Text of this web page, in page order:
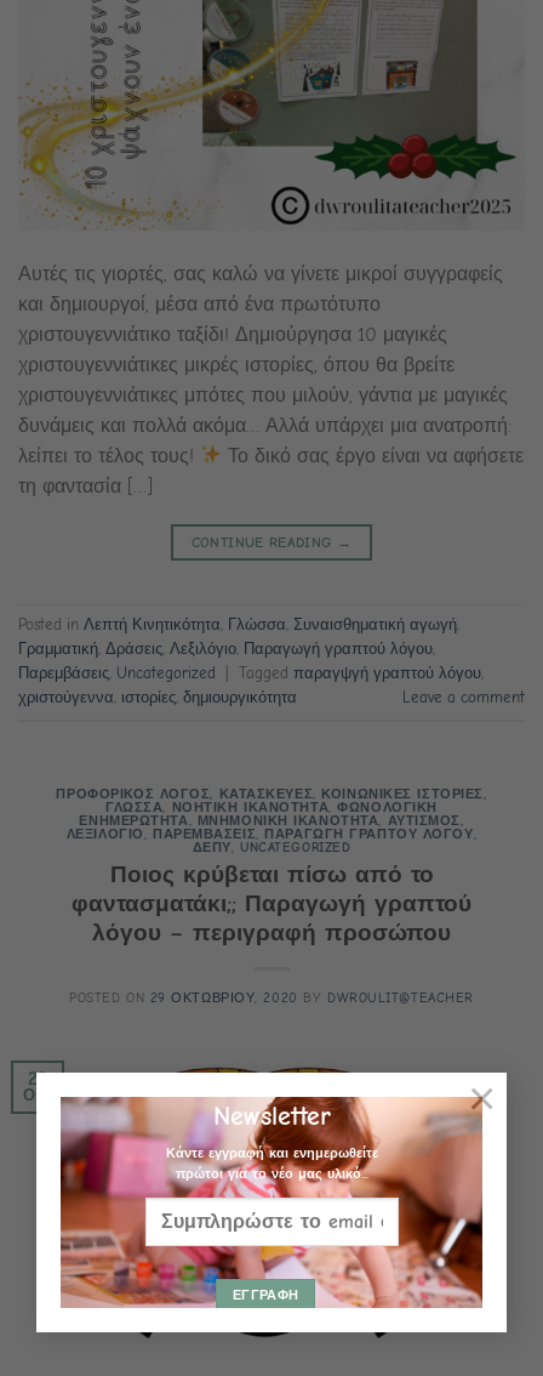
Newsletter
Κάντε εγγραφή και ενημερωθείτε
πρώτοι για το νέο μας υλικό...
×
Αυτές τις γιορτές, σας καλώ να γίνετε μικροί συγγραφείς
και δημιουργοί, μέσα από ένα πρωτότυπο
χριστουγεννιάτικο ταξίδι! Δημιούργησα 10 μαγικές
χριστουγεννιάτικες μικρές ιστορίες, όπου θα βρείτε
χριστουγεννιάτικες μπότες που μιλούν, γάντια με μαγικές
δυνάμεις και πολλά ακόμα… Αλλά υπάρχει μια ανατροπή:
λείπει το τέλος τους!
Το δικό σας έργο είναι να αφήσετε
τη φαντασία […]
CONTINUE READING →
Posted in Λεπτή Κινητικότητα, Γλώσσα, Συναισθηματική αγωγή,
Γραμματική, Δράσεις, Λεξιλόγιο, Παραγωγή γραπτού λόγου,
Παρεμβάσεις, Uncategorized Tagged παραγψγή γραπτού λόγου,
χριστούγεννα, ιστορίες, δημιουργικότητα Leave a comment
ΠΡΟΦΟΡΙΚΟΣ ΛΟΓΟΣ, ΚΑΤΑΣΚΕΥΕΣ, ΚΟΙΝΩΝΙΚΕΣ ΙΣΤΟΡΙΕΣ,
ΓΛΩΣΣΑ, ΝΟΗΤΙΚΗ ΙΚΑΝΟΤΗΤΑ,ΦΩΝΟΛΟΓΙΚΗ
ΕΝΗΜΕΡΩΤΗΤΑ, ΜΝΗΜΟΝΙΚΗ ΙΚΑΝΟΤΗΤΑ, ΑΥΤΙΣΜΟΣ,
ΛΕΞΙΛΟΓΙΟ, ΠΑΡΕΜΒΑΣΕΙΣ, ΠΑΡΑΓΩΓΗ ΓΡΑΠΤΟΥ ΛΟΓΟΥ,
ΔΕΠΥ,UNCATEGORIZED
Ποιος κρύβεται πίσω από το
φαντασματάκι;; Παραγωγή γραπτού
λόγου – περιγραφή προσώπου
POSTED ON 29 ΟΚΤΩΒΡΙΟΥ, 2020 BY DWROULIT@TEACHER
29
Οκτ